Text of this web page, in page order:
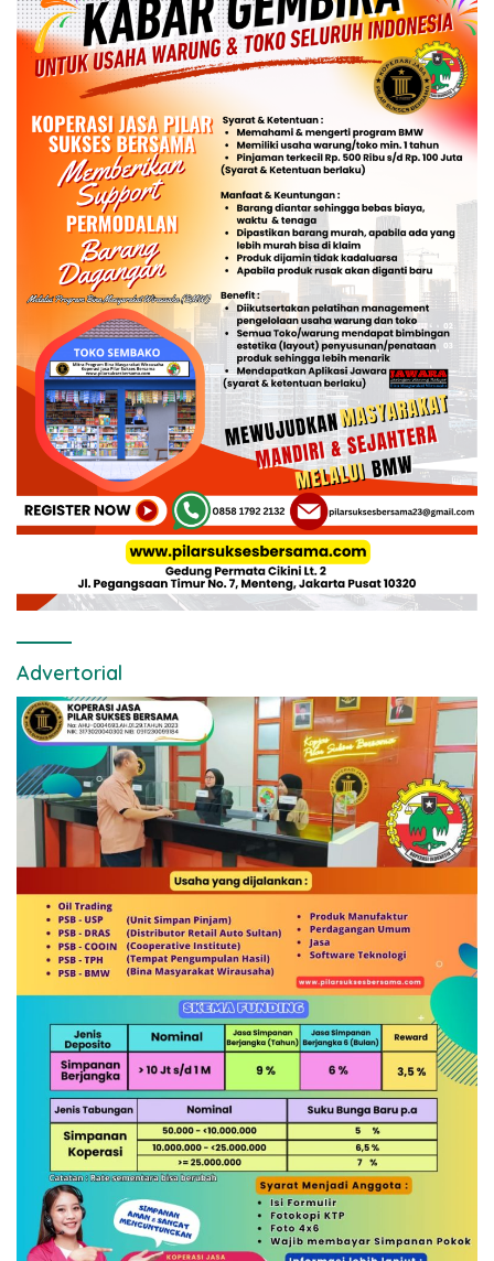
Advertorial